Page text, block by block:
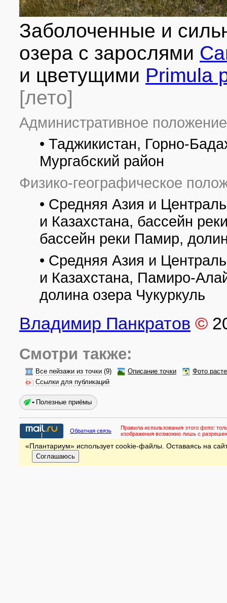
Заболоченные и
озера с зарослями
и цветущими Primula
[лето]
Административное
• Таджикистан, Горно-
Мургабский район
Физико-географическое
• Средняя Азия и
и Казахстана, бассейн
бассейн реки Памир,
• Средняя Азия и
и Казахстана, Памиро-
долина озера Чукуркуль
Владимир Панкратов ©
Смотри также:
Все пейзажи из точки (9) Описание точки
Фото
Ссылки для публикаций
Полезные приёмы
Обратная связь Правила использования этого фото:
изображения возможно лишь с
«Плантариум» использует cookie-файлы. Оставаясь на
Соглашаюсь